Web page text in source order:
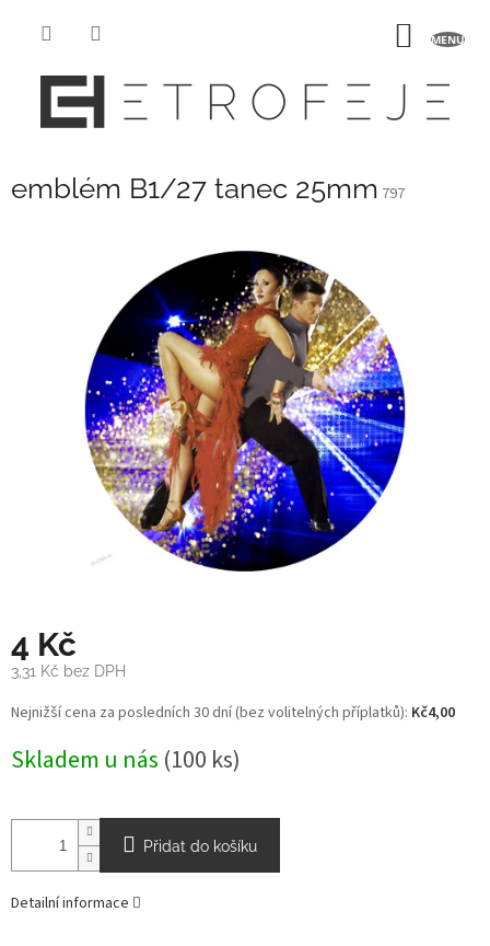
emblém B1/27 tanec 25mm 797
4 Kč
3,31 Kč bez DPH
Měrná
cena:
Nejnižší cena za posledních 30 dní (bez volitelných příplatků): Kč4,00
Skladem u nás (100 ks)
Přidat do košíku
Detailní informace